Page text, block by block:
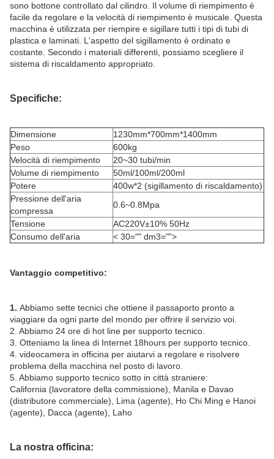
sono bottone controllato dal cilindro. Il volume di riempimento è
facile da regolare e la velocità di riempimento è musicale. Questa
macchina è utilizzata per riempire e sigillare tutti i tipi di tubi di
plastica e laminati. L'aspetto del sigillamento è ordinato e
costante. Secondo i materiali differenti, possiamo scegliere il
sistema di riscaldamento appropriato.
Specifiche:
Dimensione
1230mm*700mm*1400mm
Peso
600kg
Velocità di riempimento
20~30 tubi/min
Volume di riempimento
50ml/100ml/200ml
Potere
400w*2 (sigillamento di riscaldamento)
Pressione dell'aria
compressa
0.6~0.8Mpa
Tensione
AC220V±10% 50Hz
Consumo dell'aria
< 30="" dm3="">
Vantaggio competitivo:
1. Abbiamo sette tecnici che ottiene il passaporto pronto a
viaggiare da ogni parte del mondo per offrire il servizio voi.
2. Abbiamo 24 ore di hot line per supporto tecnico.
3. Otteniamo la linea di Internet 18hours per supporto tecnico.
4. videocamera in officina per aiutarvi a regolare e risolvere
problema della macchina nel posto di lavoro.
5. Abbiamo supporto tecnico sotto in città straniere:
California (lavoratore della commissione), Manila e Davao
(distributore commerciale), Lima (agente), Ho Chi Ming e Hanoi
(agente), Dacca (agente), Laho
La nostra officina: